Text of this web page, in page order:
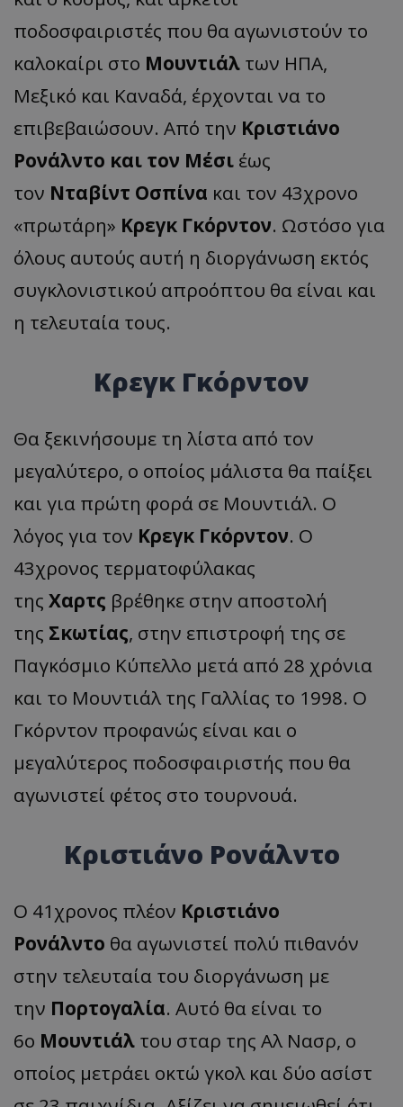
ποδοσφαιριστές που θα αγωνιστούν το
καλοκαίρι στο Μουντιάλ των ΗΠΑ,
Μεξικό και Καναδά, έρχονται να το
επιβεβαιώσουν. Από την Κριστιάνο
Ρονάλντο και τον Μέσι έως
τον Νταβίντ Οσπίνα και τον 43χρονο
«πρωτάρη» Κρεγκ Γκόρντον. Ωστόσο για
όλους αυτούς αυτή η διοργάνωση εκτός
συγκλονιστικού απροόπτου θα είναι και
η τελευταία τους.
Κρεγκ Γκόρντον
Θα ξεκινήσουμε τη λίστα από τον
μεγαλύτερο, ο οποίος μάλιστα θα παίξει
και για πρώτη φορά σε Μουντιάλ. Ο
λόγος για τον Κρεγκ Γκόρντον. Ο
43χρονος τερματοφύλακας
της Χαρτς βρέθηκε στην αποστολή
της Σκωτίας, στην επιστροφή της σε
Παγκόσμιο Κύπελλο μετά από 28 χρόνια
και το Μουντιάλ της Γαλλίας το 1998. Ο
Γκόρντον προφανώς είναι και ο
μεγαλύτερος ποδοσφαιριστής που θα
αγωνιστεί φέτος στο τουρνουά.
Κριστιάνο Ρονάλντο
Ο 41χρονος πλέον Κριστιάνο
Ρονάλντο θα αγωνιστεί πολύ πιθανόν
στην τελευταία του διοργάνωση με
την Πορτογαλία. Αυτό θα είναι το
6ο Μουντιάλ του σταρ της Αλ Νασρ, ο
οποίος μετράει οκτώ γκολ και δύο ασίστ